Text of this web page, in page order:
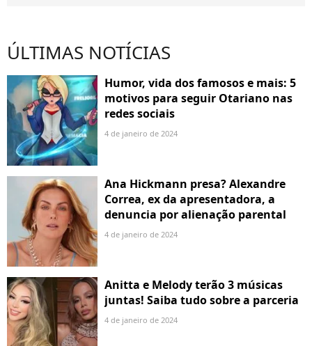
ÚLTIMAS NOTÍCIAS
Humor, vida dos famosos e mais: 5
motivos para seguir Otariano nas
redes sociais
4 de janeiro de 2024
Ana Hickmann presa? Alexandre
Correa, ex da apresentadora, a
denuncia por alienação parental
4 de janeiro de 2024
Anitta e Melody terão 3 músicas
juntas! Saiba tudo sobre a parceria
4 de janeiro de 2024